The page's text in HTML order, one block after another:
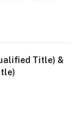
Title) &